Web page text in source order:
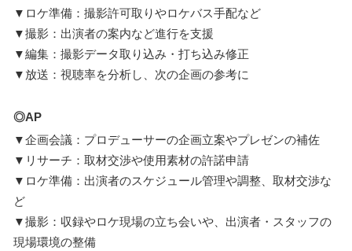
▼ロケ準備：撮影許可取りやロケバス手配など
▼撮影：出演者の案内など進行を支援
▼編集：撮影データ取り込み・打ち込み修正
▼放送：視聴率を分析し、次の企画の参考に
◎AP
▼企画会議：プロデューサーの企画立案やプレゼンの補佐
▼リサーチ：取材交渉や使用素材の許諾申請
▼ロケ準備：出演者のスケジュール管理や調整、取材交渉な
ど
▼撮影：収録やロケ現場の立ち会いや、出演者・スタッフの
現場環境の整備